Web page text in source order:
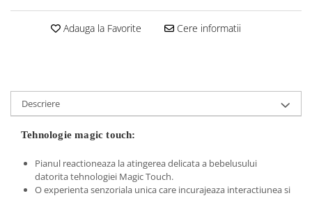
Adauga la Favorite Cere informatii
Descriere
Tehnologie magic touch:
Pianul reactioneaza la atingerea delicata a bebelusului
datorita tehnologiei Magic Touch.
O experienta senzoriala unica care incurajeaza interactiunea si